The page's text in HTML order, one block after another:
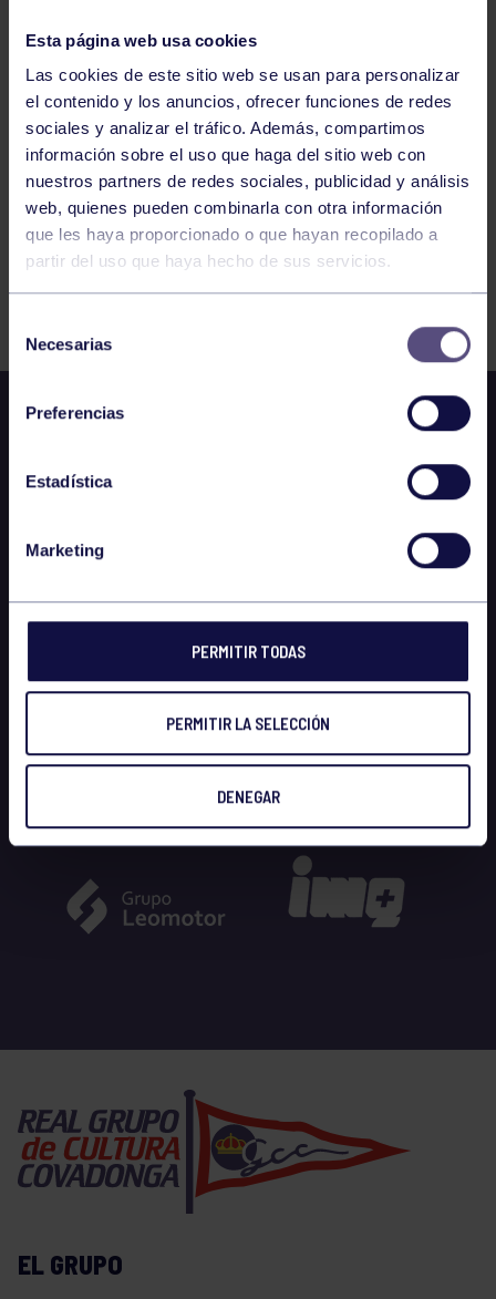
Esta página web usa cookies
Las cookies de este sitio web se usan para personalizar
el contenido y los anuncios, ofrecer funciones de redes
sociales y analizar el tráfico. Además, compartimos
información sobre el uso que haga del sitio web con
nuestros partners de redes sociales, publicidad y análisis
web, quienes pueden combinarla con otra información
que les haya proporcionado o que hayan recopilado a
partir del uso que haya hecho de sus servicios.
consentimiento
Necesarias
Preferencias
Estadística
Marketing
PERMITIR TODAS
PERMITIR LA SELECCIÓN
DENEGAR
RGCC F – CENTRO ASTURIANO DE OVIEDO
747 748 749 750 751 752 753
FILTRAR
EL GRUPO